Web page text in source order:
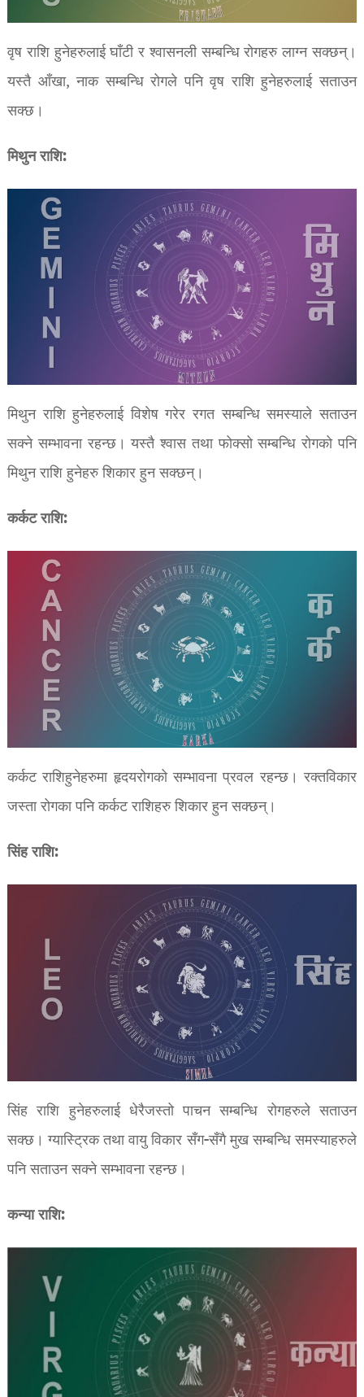
वृष राशि हुनेहरुलाई घाँटी र श्वासनली सम्बन्धि रोगहरु लाग्न सक्छन्।
यस्तै आँखा, नाक सम्बन्धि रोगले पनि वृष राशि हुनेहरुलाई सताउन
सक्छ।
मिथुन राशि:
मिथुन राशि हुनेहरुलाई विशेष गरेर रगत सम्बन्धि समस्याले सताउन
सक्ने सम्भावना रहन्छ। यस्तै श्वास तथा फोक्सो सम्बन्धि रोगको पनि
मिथुन राशि हुनेहरु शिकार हुन सक्छन्।
कर्कट राशि:
कर्कट राशिहुनेहरुमा हृदयरोगको सम्भावना प्रवल रहन्छ। रक्तविकार
जस्ता रोगका पनि कर्कट राशिहरु शिकार हुन सक्छन्।
सिंह राशि:
सिंह राशि हुनेहरुलाई धेरैजस्तो पाचन सम्बन्धि रोगहरुले सताउन
सक्छ। ग्यास्ट्रिक तथा वायु विकार सँग-सँगै मुख सम्बन्धि समस्याहरुले
पनि सताउन सक्ने सम्भावना रहन्छ।
कन्या राशि: